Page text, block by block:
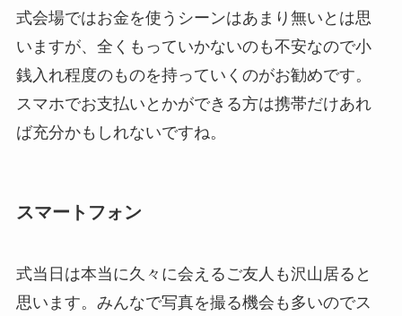
式会場ではお金を使うシーンはあまり無いとは思
いますが、全くもっていかないのも不安なので小
銭入れ程度のものを持っていくのがお勧めです。
スマホでお支払いとかができる方は携帯だけあれ
ば充分かもしれないですね。
スマートフォン
式当日は本当に久々に会えるご友人も沢山居ると
思います。みんなで写真を撮る機会も多いのでス